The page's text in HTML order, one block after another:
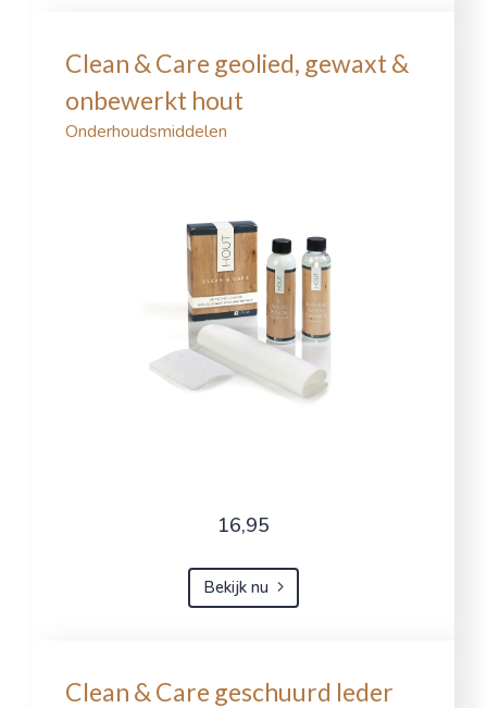
Clean & Care geolied, gewaxt &
onbewerkt hout
Onderhoudsmiddelen
16,95
Bekijk nu
Clean & Care geschuurd leder